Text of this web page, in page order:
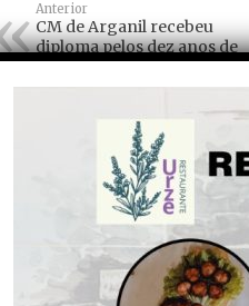
Anterior
CM de Arganil recebeu
diploma pelos dez anos de
“Compromisso Pagamento
Pontual”